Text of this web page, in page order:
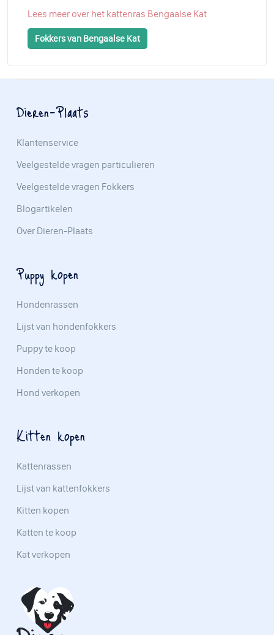
Lees meer over het kattenras Bengaalse Kat
Fokkers van Bengaalse Kat
Dieren-Plaats
Klantenservice
Veelgestelde vragen particulieren
Veelgestelde vragen Fokkers
Blogartikelen
Over Dieren-Plaats
Puppy kopen
Hondenrassen
Lijst van hondenfokkers
Puppy te koop
Honden te koop
Hond verkopen
Kitten kopen
Kattenrassen
Lijst van kattenfokkers
Kitten kopen
Katten te koop
Kat verkopen